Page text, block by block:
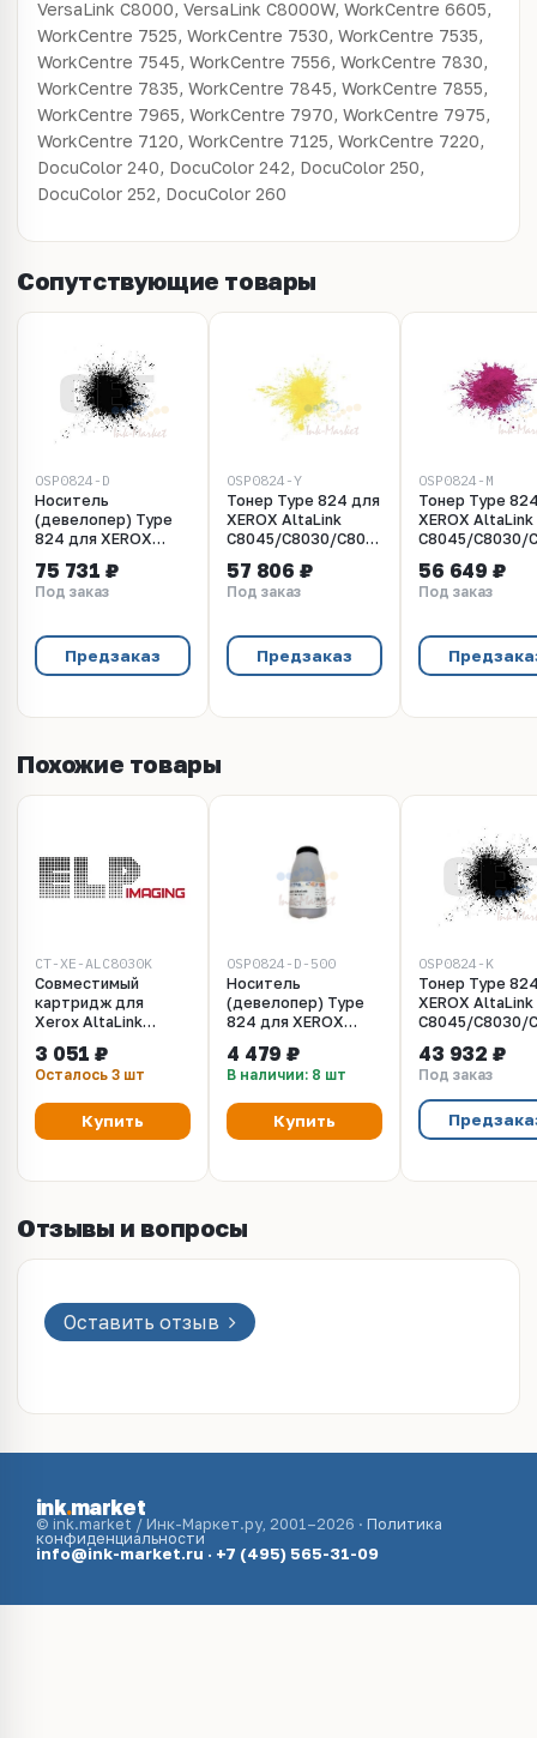
VersaLink C8000, VersaLink C8000W, WorkCentre 6605,
WorkCentre 7525, WorkCentre 7530, WorkCentre 7535,
WorkCentre 7545, WorkCentre 7556, WorkCentre 7830,
WorkCentre 7835, WorkCentre 7845, WorkCentre 7855,
WorkCentre 7965, WorkCentre 7970, WorkCentre 7975,
WorkCentre 7120, WorkCentre 7125, WorkCentre 7220,
DocuColor 240, DocuColor 242, DocuColor 250,
DocuColor 252, DocuColor 260
Сопутствующие товары
OSP0824-D
Носитель
(девелопер) Type
824 для XEROX
C8045/C8030/C8035
(Japan), 10кг/
75 731 ₽
Под заказ
Предзаказ
OSP0824-Y
Тонер Type 824 для
XEROX AltaLink
C8045/C8030/C8035
мешок, OSP0824-Y
57 806 ₽
Под заказ
Предзаказ
OSP0824-M
Тонер Type
XEROX AltaLink
C8045/C8030/
10кг/мешок,
OSP0824-M
56 649 ₽
Под заказ
Похожие товары
CT-XE-ALC8030K
Совместимый
картридж для
Xerox AltaLink
C8045, C8055, C8070
(006R1701) black
26K (ELP Imaging®)
3 051 ₽
Осталось 3 шт
Купить
OSP0824-D-500
Носитель
(девелопер) Type
824 для XEROX
C8045/C8030/C8035
(Japan) CMYK, 500г/
бут, OSP0824-D-
500
4 479 ₽
В наличии: 8 шт
Купить
OSP0824-K
Тонер Type
XEROX AltaLink
C8045/C8030/
мешок,
43 932 ₽
Под заказ
Отзывы и вопросы
Оставить отзыв
ink.market
© ink.market / Инк-Маркет.ру, 2001–2026 · Политика
конфиденциальности
info@ink-market.ru · +7 (495) 565-31-09